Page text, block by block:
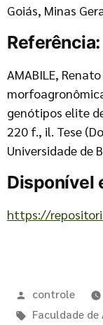
Goiás, Minas
Referência:
AMABILE,
genótipos elite
220 f., il. Tese
Universidade de
Disponível
https://
controle
Faculdade